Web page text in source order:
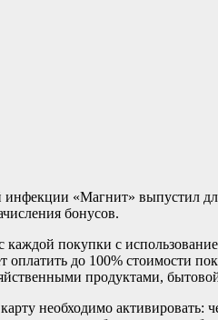
«Магнит» выпустил
бонусов.
покупки с
до 100% стоимости
продуктами,
необходимо